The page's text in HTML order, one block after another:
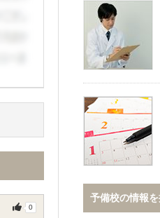
0
予備校の情報